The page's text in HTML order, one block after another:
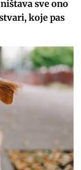
sve ono
koje pas